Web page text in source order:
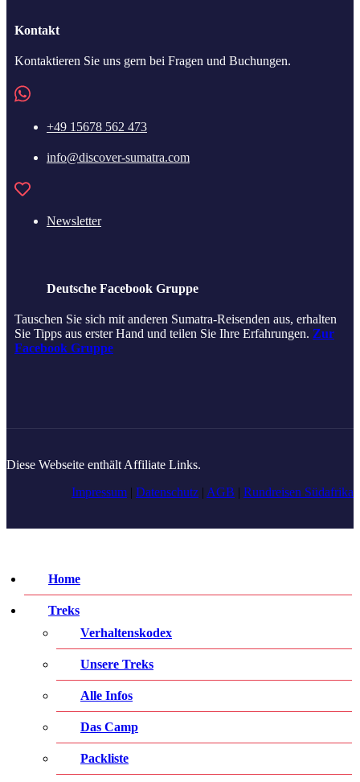
Home
Treks
Verhaltenskodex
Unsere Treks
Alle Infos
Das Camp
Packliste
Kontakt
Kontaktieren Sie uns gern bei Fragen und Buchungen.
+49 15678 562 473
info@discover-sumatra.com
Newsletter
Deutsche Facebook Gruppe
Tauschen Sie sich mit anderen Sumatra-Reisenden aus, erhalten
Sie Tipps aus erster Hand und teilen Sie Ihre Erfahrungen. Zur
Facebook Gruppe
Diese Webseite enthält Affiliate Links.
Impressum | Datenschutz | AGB | Rundreisen Südafrika